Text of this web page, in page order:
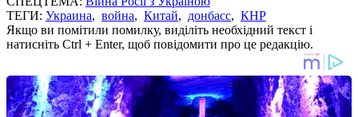
ТЕГИ: Украина, война, Китай, донбасс, КНР
Якщо ви помітили помилку, виділіть необхідний текст і
натисніть Ctrl + Enter, щоб повідомити про це редакцію.